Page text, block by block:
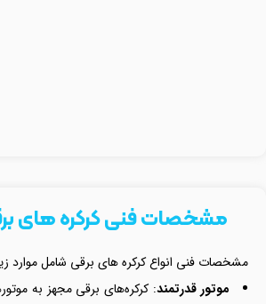
مشخصات فنی کرکره های
مشخصات فنی انواع کرکره های برقی شامل موارد
موتور قدرتمند: کرکره‌های برقی مجهز به